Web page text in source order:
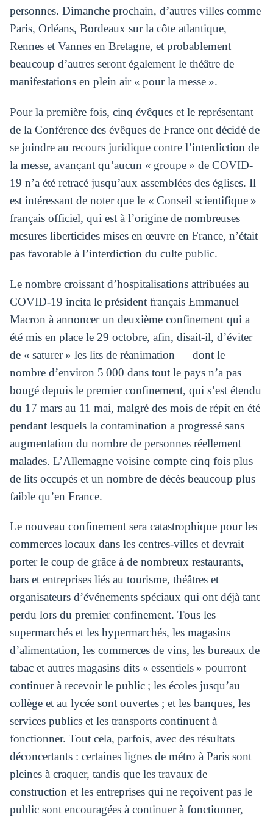
personnes. Dimanche prochain, d’autres villes comme
Paris, Orléans, Bordeaux sur la côte atlantique,
Rennes et Vannes en Bretagne, et probablement
beaucoup d’autres seront également le théâtre de
manifestations en plein air « pour la messe ».
Pour la première fois, cinq évêques et le représentant
de la Conférence des évêques de France ont décidé de
se joindre au recours juridique contre l’interdiction de
la messe, avançant qu’aucun « groupe » de COVID-
19 n’a été retracé jusqu’aux assemblées des églises. Il
est intéressant de noter que le « Conseil scientifique »
français officiel, qui est à l’origine de nombreuses
mesures liberticides mises en œuvre en France, n’était
pas favorable à l’interdiction du culte public.
Le nombre croissant d’hospitalisations attribuées au
COVID-19 incita le président français Emmanuel
Macron à annoncer un deuxième confinement qui a
été mis en place le 29 octobre, afin, disait-il, d’éviter
de « saturer » les lits de réanimation — dont le
nombre d’environ 5 000 dans tout le pays n’a pas
bougé depuis le premier confinement, qui s’est étendu
du 17 mars au 11 mai, malgré des mois de répit en été
pendant lesquels la contamination a progressé sans
augmentation du nombre de personnes réellement
malades. L’Allemagne voisine compte cinq fois plus
de lits occupés et un nombre de décès beaucoup plus
faible qu’en France.
Le nouveau confinement sera catastrophique pour les
commerces locaux dans les centres-villes et devrait
porter le coup de grâce à de nombreux restaurants,
bars et entreprises liés au tourisme, théâtres et
organisateurs d’événements spéciaux qui ont déjà tant
perdu lors du premier confinement. Tous les
supermarchés et les hypermarchés, les magasins
d’alimentation, les commerces de vins, les bureaux de
tabac et autres magasins dits « essentiels » pourront
continuer à recevoir le public ; les écoles jusqu’au
collège et au lycée sont ouvertes ; et les banques, les
services publics et les transports continuent à
fonctionner. Tout cela, parfois, avec des résultats
déconcertants : certaines lignes de métro à Paris sont
pleines à craquer, tandis que les travaux de
construction et les entreprises qui ne reçoivent pas le
public sont encouragées à continuer à fonctionner,